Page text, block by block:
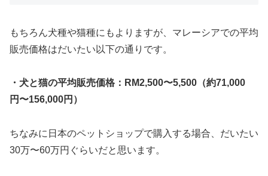
もちろん犬種や猫種にもよりますが、マレーシアでの平均
販売価格はだいたい以下の通りです。
・犬と猫の平均販売価格：RM2,500〜5,500（約71,000
円〜156,000円）
ちなみに日本のペットショップで購入する場合、だいたい
30万〜60万円ぐらいだと思います。